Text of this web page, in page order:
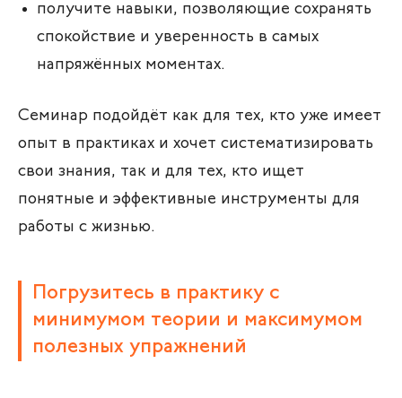
получите навыки, позволяющие сохранять
спокойствие и уверенность в самых
напряжённых моментах.
Семинар подойдёт как для тех, кто уже имеет
опыт в практиках и хочет систематизировать
свои знания, так и для тех, кто ищет
понятные и эффективные инструменты для
работы с жизнью.
Погрузитесь в практику с
минимумом теории и максимумом
полезных упражнений